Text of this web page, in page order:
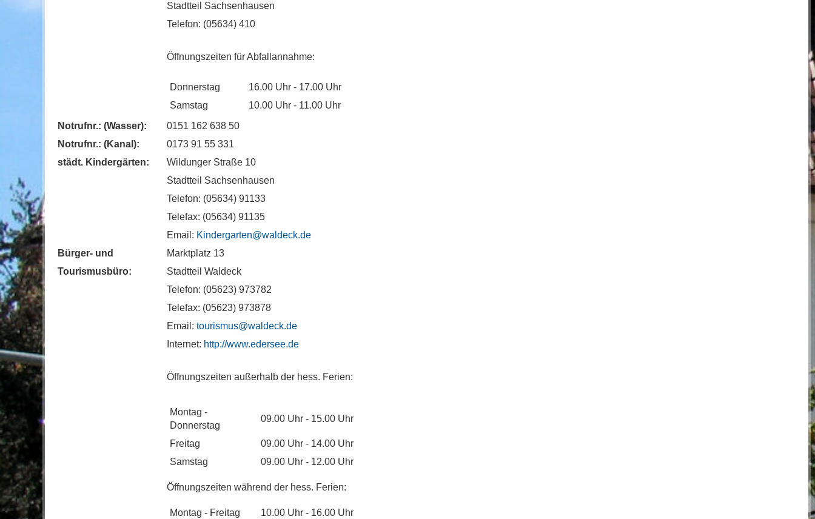
Stadtteil Sachsenhausen
Telefon: (05634) 410
Öffnungszeiten für Abfallannahme:
Donnerstag
16.00 Uhr - 17.00 Uhr
Samstag
10.00 Uhr - 11.00 Uhr
Notrufnr.: (Wasser):
0151 162 638 50
Notrufnr.: (Kanal):
0173 91 55 331
städt. Kindergärten:
Wildunger Straße 10
Stadtteil Sachsenhausen
Telefon: (05634) 91133
Telefax: (05634) 91135
Email: Kindergarten@waldeck.de
Bürger- und
Marktplatz 13
Tourismusbüro:
Stadtteil Waldeck
Telefon: (05623) 973782
Telefax: (05623) 973878
Email: tourismus@waldeck.de
Internet: http://www.edersee.de
Öffnungszeiten außerhalb der hess. Ferien:
Montag -
Donnerstag
09.00 Uhr - 15.00 Uhr
Freitag
09.00 Uhr - 14.00 Uhr
Samstag
09.00 Uhr - 12.00 Uhr
Öffnungszeiten während der hess. Ferien:
Montag - Freitag 10.00 Uhr - 16.00 Uhr